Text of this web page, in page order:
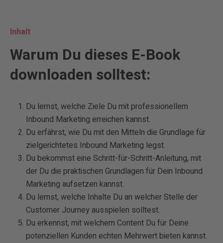
Inhalt
Warum Du dieses E-Book
downloaden solltest:
Du lernst, welche Ziele Du mit professionellem
Inbound Marketing erreichen kannst.
Du erfährst, wie Du mit den Mitteln die Grundlage für
zielgerichtetes Inbound Marketing legst.
Du bekommst eine Schritt-für-Schritt-Anleitung, mit
der Du die praktischen Grundlagen für Dein Inbound
Marketing aufsetzen kannst.
Du lernst, welche Inhalte Du an welcher Stelle der
Customer Journey ausspielen solltest.
Du erkennst, mit welchem Content Du für Deine
potenziellen Kunden echten Mehrwert bieten kannst.